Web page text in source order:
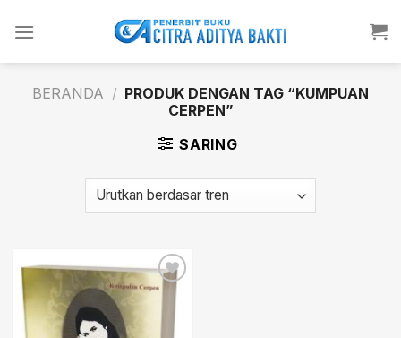
BERANDA / PRODUK DENGAN TAG “KUMPUAN
CERPEN”
SARING
Add to